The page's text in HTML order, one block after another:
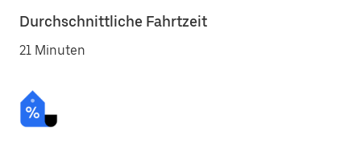
Durchschnittliche Fahrtzeit
21 Minuten